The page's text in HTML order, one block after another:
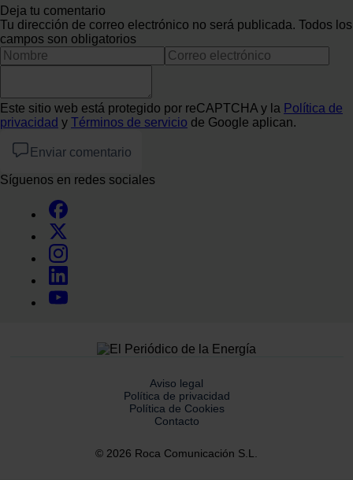
Deja tu comentario
Tu dirección de correo electrónico no será publicada. Todos los
campos son obligatorios
Este sitio web está protegido por reCAPTCHA y la Política de
privacidad y Términos de servicio de Google aplican.
Enviar comentario
Síguenos en redes sociales
Aviso legal
Política de privacidad
Política de Cookies
Contacto
© 2026 Roca Comunicación S.L.